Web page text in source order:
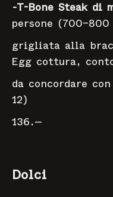
-T-Bone Steak di
persone
grigliata alla
Egg cottura,
da concordare
136.—
Dolci